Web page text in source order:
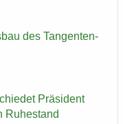
des Tan­gen­ten­
Prä­si­dent
Ru­he­stand